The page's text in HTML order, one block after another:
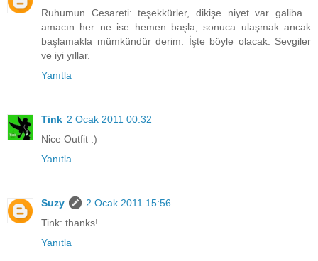
Ruhumun Cesareti: teşekkürler, dikişe niyet var galiba...
amacın her ne ise hemen başla, sonuca ulaşmak ancak
başlamakla mümkündür derim. İşte böyle olacak. Sevgiler
ve iyi yıllar.
Yanıtla
Tink 2 Ocak 2011 00:32
Nice Outfit :)
Yanıtla
Suzy
2 Ocak 2011 15:56
Tink: thanks!
Yanıtla